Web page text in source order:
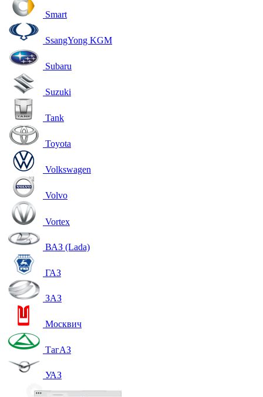
Smart
SsangYong KGM
Subaru
Suzuki
Tank
Toyota
Volkswagen
Volvo
Vortex
ВАЗ (Lada)
ГАЗ
ЗАЗ
Москвич
ТагАЗ
УАЗ